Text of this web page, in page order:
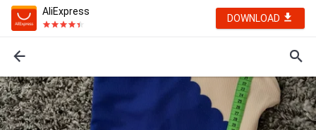
AliExpress
DOWNLOAD